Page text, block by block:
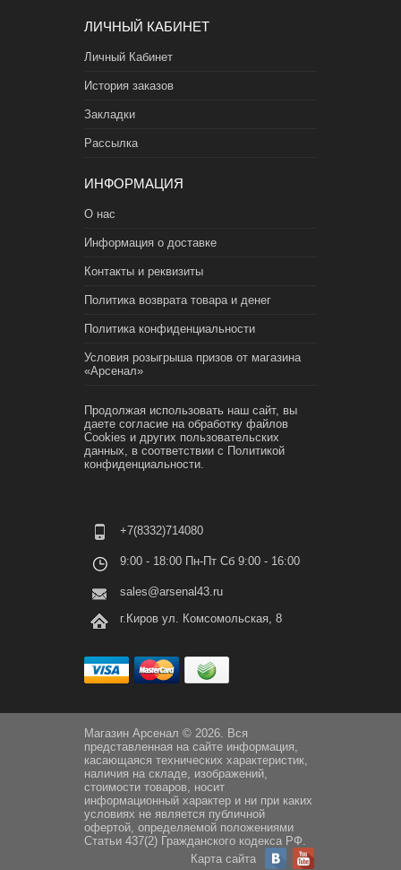
ЛИЧНЫЙ КАБИНЕТ
Личный Кабинет
История заказов
Закладки
Рассылка
ИНФОРМАЦИЯ
О нас
Информация о доставке
Контакты и реквизиты
Политика возврата товара и денег
Политика конфиденциальности
Условия розыгрыша призов от магазина
«Арсенал»
Продолжая использовать наш сайт, вы
даете согласие на обработку файлов
Cookies и других пользовательских
данных, в соответствии с Политикой
конфиденциальности.
+7(8332)714080
9:00 - 18:00 Пн-Пт Сб 9:00 - 16:00
sales@arsenal43.ru
г.Киров ул. Комсомольская, 8
Магазин Арсенал © 2026. Вся
представленная на сайте информация,
касающаяся технических характеристик,
наличия на складе, изображений,
стоимости товаров, носит
информационный характер и ни при каких
условиях не является публичной
офертой, определяемой положениями
Статьи 437(2) Гражданского кодекса РФ.
Карта сайта